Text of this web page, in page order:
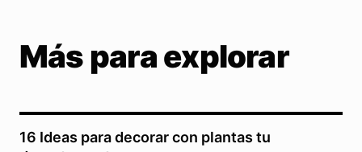
Más para explorar
16 Ideas para decorar con plantas tu